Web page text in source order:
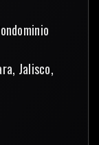
Jalisco,